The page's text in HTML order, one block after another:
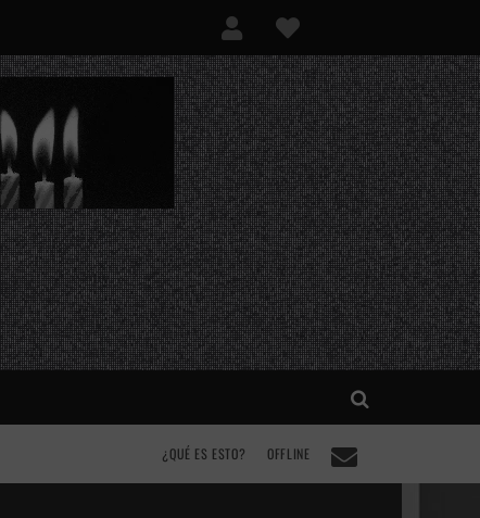
¿QUÉ ES ESTO? OFFLINE